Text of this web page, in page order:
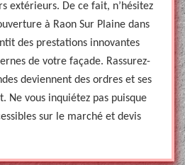
extérieurs. De ce fait, n’hésitez
à Raon Sur Plaine dans
des prestations innovantes
de votre façade. Rassurez-
deviennent des ordres et ses
Ne vous inquiétez pas puisque
sur le marché et devis